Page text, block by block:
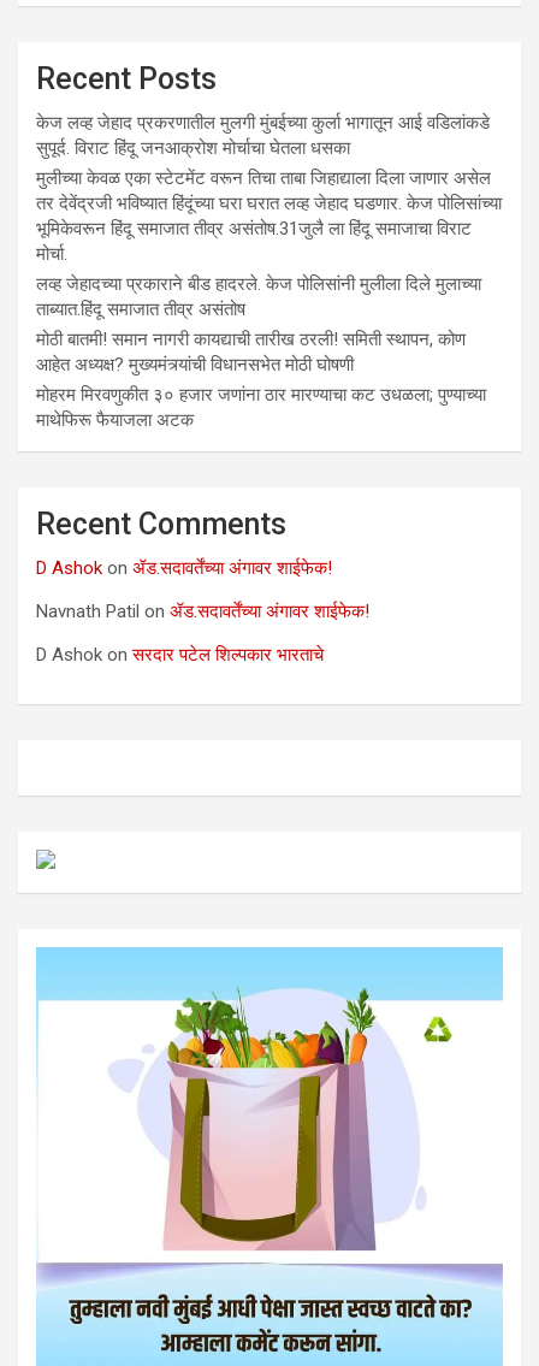
Recent Posts
केज लव्ह जेहाद प्रकरणातील मुलगी मुंबईच्या कुर्ला भागातून आई वडिलांकडे
सुपूर्द. विराट हिंदू जनआक्रोश मोर्चाचा घेतला धसका
मुलीच्या केवळ एका स्टेटमेंट वरून तिचा ताबा जिहाद्याला दिला जाणार असेल
तर देवेंद्रजी भविष्यात हिंदूंच्या घरा घरात लव्ह जेहाद घडणार. केज पोलिसांच्या
भूमिकेवरून हिंदू समाजात तीव्र असंतोष.31जुलै ला हिंदू समाजाचा विराट
मोर्चा.
लव्ह जेहादच्या प्रकाराने बीड हादरले. केज पोलिसांनी मुलीला दिले मुलाच्या
ताब्यात.हिंदू समाजात तीव्र असंतोष
मोठी बातमी! समान नागरी कायद्याची तारीख ठरली! समिती स्थापन, कोण
आहेत अध्यक्ष? मुख्यमंत्र्यांची विधानसभेत मोठी घोषणी
मोहरम मिरवणुकीत ३० हजार जणांना ठार मारण्‍याचा कट उधळला; पुण्‍याच्‍या
माथेफिरू फैयाजला अटक
Recent Comments
D Ashok on ॲड.सदावर्तेंच्या अंगावर शाईफेक!
Navnath Patil on ॲड.सदावर्तेंच्या अंगावर शाईफेक!
D Ashok onसरदार पटेल शिल्पकार भारताचे